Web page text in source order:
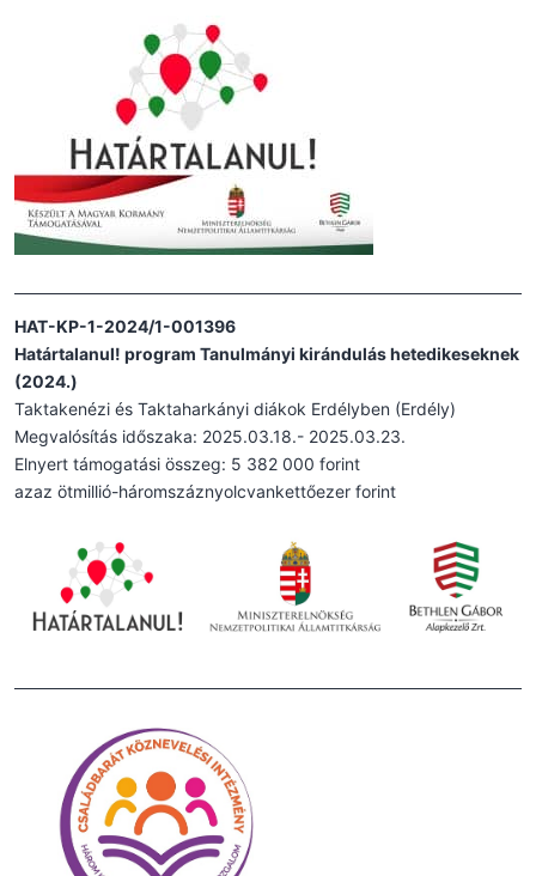
HAT-KP-1-2024/1-001396
Határtalanul! program Tanulmányi kirándulás hetedikeseknek
(2024.)
Taktakenézi és Taktaharkányi diákok Erdélyben (Erdély)
Megvalósítás időszaka: 2025.03.18.- 2025.03.23.
Elnyert támogatási összeg: 5 382 000 forint
azaz ötmillió-háromszáznyolcvankettőezer forint